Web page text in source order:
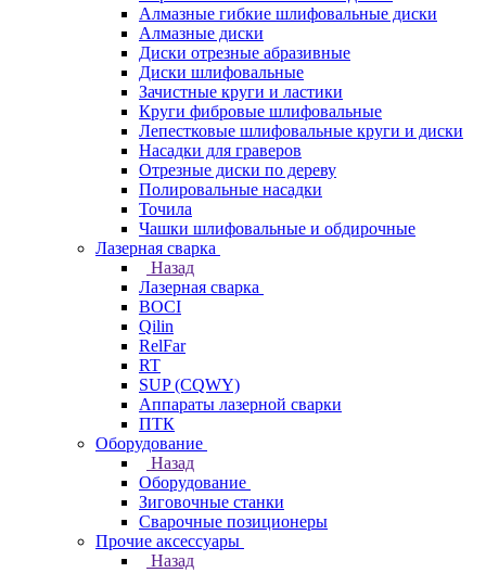
Алмазные гибкие шлифовальные диски
Алмазные диски
Диски отрезные абразивные
Диски шлифовальные
Зачистные круги и ластики
Круги фибровые шлифовальные
Лепестковые шлифовальные круги и диски
Насадки для граверов
Отрезные диски по дереву
Полировальные насадки
Точила
Чашки шлифовальные и обдирочные
Лазерная сварка
Назад
Лазерная сварка
BOCI
Qilin
RelFar
RT
SUP (CQWY)
Аппараты лазерной сварки
ПТК
Оборудование
Назад
Оборудование
Зиговочные станки
Сварочные позиционеры
Прочие аксессуары
Назад